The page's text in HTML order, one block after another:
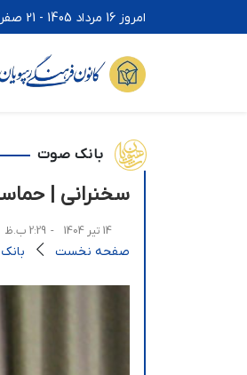
امروز 16 مرداد 1405 - 21 صفر 1448
بانک صوت
سخنرانی |
14 تیر 1404 - 2:29 ب.ظ
صفحه نخست